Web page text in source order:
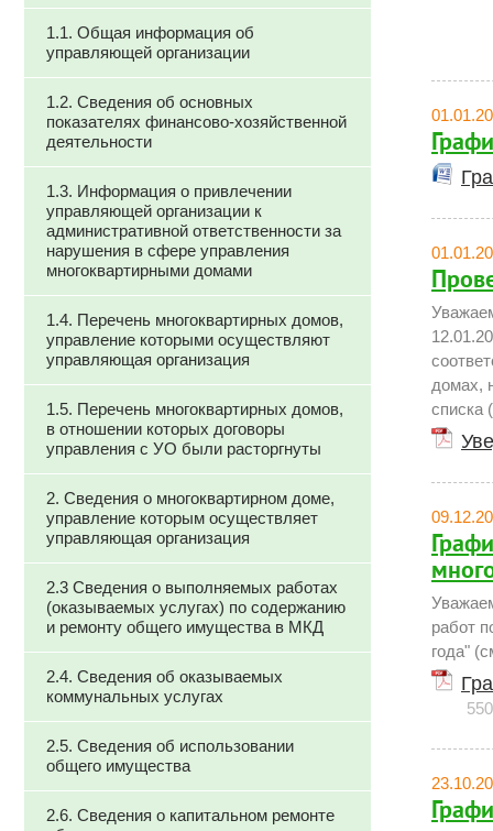
домах,
списка
работ
года"
1.1. Общая информация об
управляющей организации
1.2. Сведения об основных
показателях финансово-хозяйственной
деятельности
1.3. Информация о привлечении
управляющей организации к
административной ответственности за
нарушения в сфере управления
многоквартирными домами
1.4. Перечень многоквартирных домов,
управление которыми осуществляют
управляющая организация
1.5. Перечень многоквартирных домов,
в отношении которых договоры
управления с УО были расторгнуты
2. Сведения о многоквартирном доме,
управление которым осуществляет
управляющая организация
2.3 Сведения о выполняемых работах
(оказываемых услугах) по содержанию
и ремонту общего имущества в МКД
2.4. Сведения об оказываемых
коммунальных услугах
2.5. Сведения об использовании
общего имущества
2.6. Сведения о капитальном ремонте